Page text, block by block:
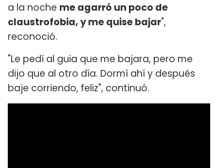
a la noche me agarró un poco de
claustrofobia, y me quise bajar",
reconoció.
"Le pedí al guia que me bajara, pero me
dijo que al otro día. Dormí ahí y después
baje corriendo, feliz", continuó.